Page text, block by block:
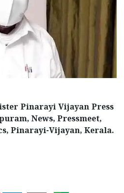
Pinarayi Vijayan Press
News, Pressmeet,
Pinarayi-Vijayan, Kerala.